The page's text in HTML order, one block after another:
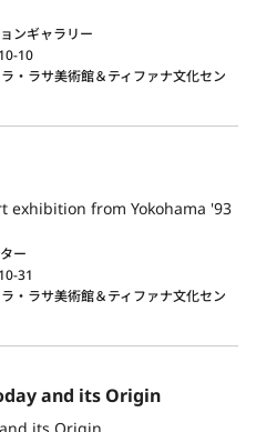
ンギャラリー
10
・ラサ美術館＆ティファナ文化セン
exhibition from Yokohama '93
ー
31
・ラサ美術館＆ティファナ文化セン
and its Origin